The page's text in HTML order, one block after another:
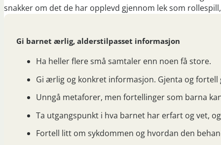
snakker om det de har opplevd gjennom lek som
Gi barnet ærlig, alderstilpasset informasjon
Ha heller flere små samtaler enn noen få store.
Gi ærlig og konkret informasjon. Gjenta og fortell
Unngå metaforer, men fortellinger som barna
Ta utgangspunkt i hva barnet har erfart og vet,
Fortell litt om sykdommen og hvordan den